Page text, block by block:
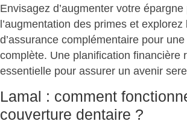
Envisagez d’augmenter votre épargne
l’augmentation des primes et
d’assurance complémentaire pour
complète. Une planification financière
essentielle pour assurer un avenir
Lamal : comment
couverture dentaire ?